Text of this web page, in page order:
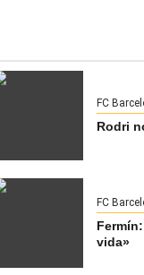
FC
Rodri
FC
vida»